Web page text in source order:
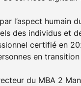
l’aspect humain
des individus et
certifié en
en transition
du MBA 2